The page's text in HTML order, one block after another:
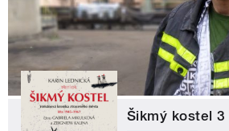
Šikmý kostel 3